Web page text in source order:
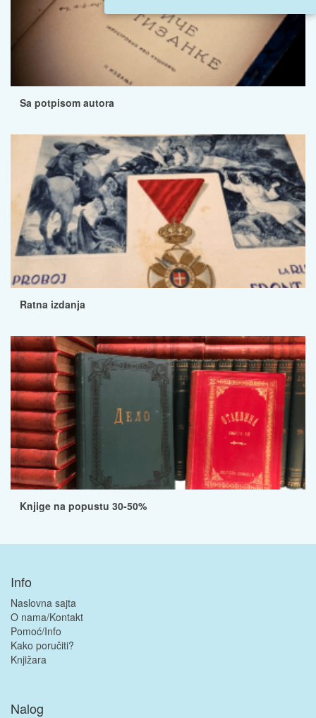
Sa potpisom autora
Ratna izdanja
Knjige na popustu 30-50%
Info
Naslovna sajta
O nama/Kontakt
Pomoć/Info
Kako poručiti?
Knjižara
Nalog